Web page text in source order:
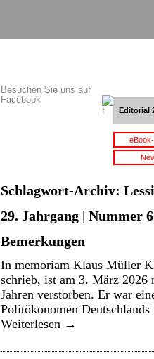
Besuchen Sie uns auf
Facebook
Editorial
Schlagwort-Archiv:
29. Jahrgang | Nummer
Bemerkungen
In memoriam Klaus Müller
schrieb, ist am 3. März 2026
Jahren verstorben. Er war
Politökonomen
Weiterlesen →